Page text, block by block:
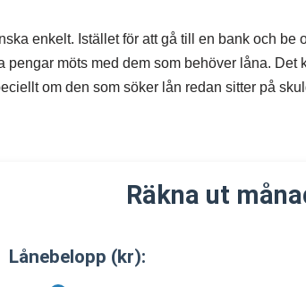
enkelt. Istället för att gå till en bank och
pengar möts med dem som behöver låna.
om den som söker lån redan sitter på
Räkna ut
Lånebelopp (kr):